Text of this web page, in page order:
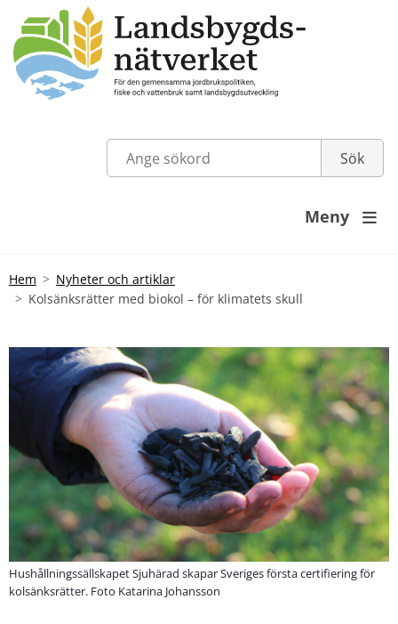
Meny 
Hem
Nyheter och artiklar
Kolsänksrätter med biokol – för klimatets skull
Hushållningssällskapet Sjuhärad skapar Sveriges första certifiering för
kolsänksrätter. Foto Katarina Johansson